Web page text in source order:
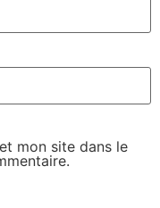
mon site dans le